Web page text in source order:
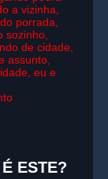
a vizinha,
porrada,
sozinho,
de cidade,
assunto,
eu e
ESTE?